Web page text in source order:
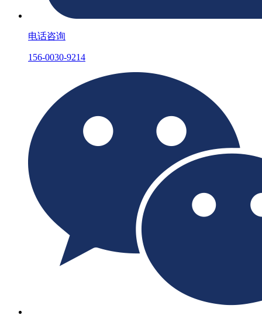
电话咨询
156-0030-9214